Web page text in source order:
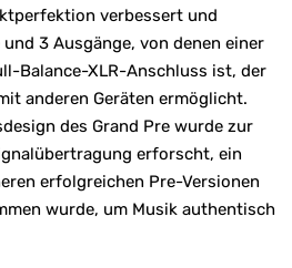
verbessert und
3 Ausgänge, von denen einer
Balance-XLR-Anschluss ist, der
anderen Geräten ermöglicht.
des Grand Pre wurde zur
erforscht, ein
erfolgreichen Pre-Versionen
wurde, um Musik authentisch